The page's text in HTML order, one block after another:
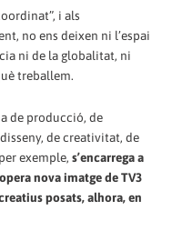
i als
no ens deixen ni l’espai
ni de la globalitat, ni
treballem.
de producció, de
de creativitat, de
exemple, s’encarrega a
nova imatge de TV3
posats, alhora, en